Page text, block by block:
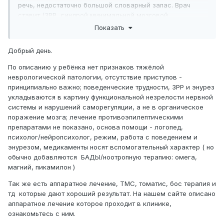
речь, недостаточно большой словарный запас. Врач
ставит (ЗРР, синдрой минимальной мозговой
дисфункции.)Ребенок заговорил поздно, в 3 года. (до
на поведение. Ребёнок с рождения достаточно активный,
часто непослушный. Не всегда может справиться со
своими эмоциями. Психует когда что-то не по её, часто
не может дослушать даже, перебивает или закрывает
уши если не хочет, что бы её "поучали". Заниматься со
мной не хочет, то по столу размажится, то не слушается,
с трудом уговариваю (но редко бывает что сама
проявляет инициативу) В то же время на занятиях с
логопедом, на индивидуальных занятиях у педагога, на
тренировках- её все хвалят, есть и дисциплина и
внимание, говорят "золотой ребёнок". А вот в садике на
групповых занятиях она в облаках литает, делает в
сидит...нужно именно присутствие взрослого рядом.
Беспокоит так-же энурез. При том что настигает
периодами. Недели 3 может не писатся, либо
Показать
Добрый день.
По описанию у ребёнка нет признаков тяжёлой
неврологической патологии, отсутствие приступов -
принципиально важно; поведенческие трудности, ЗРР и энурез
укладываются в картину функциональной незрелости нервной
системы и нарушений саморегуляции, а не в органическое
поражение мозга; лечение противоэпилептическими
препаратами не показано, основа помощи - логопед,
психолог/нейропсихолог, режим, работа с поведением и
энурезом, медикаменты носят вспомогательный характер ( но
обычно добавляются БАДЫ/ноотропную терапию: омега,
магний, пикамилон )
Так же есть аппаратное лечение, ТМС, томатис, бос терапия и
тд которые дают хороший результат. На нашем сайте описано
аппаратное лечение которое проходит в клинике,
ознакомьтесь с ним.